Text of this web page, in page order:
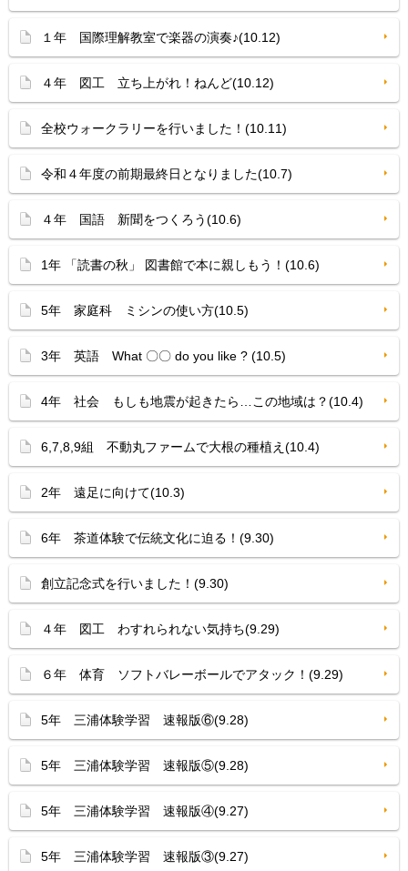
１年 国際理解教室で楽器の演奏♪(10.12)
４年 図工 立ち上がれ！ねんど(10.12)
全校ウォークラリーを行いました！(10.11)
令和４年度の前期最終日となりました(10.7)
４年 国語 新聞をつくろう(10.6)
1年 「読書の秋」 図書館で本に親しもう！(10.6)
5年 家庭科 ミシンの使い方(10.5)
3年 英語 What 〇〇 do you like ? (10.5)
4年 社会 もしも地震が起きたら…この地域は？(10.4)
6,7,8,9組 不動丸ファームで大根の種植え(10.4)
2年 遠足に向けて(10.3)
6年 茶道体験で伝統文化に迫る！(9.30)
創立記念式を行いました！(9.30)
４年 図工 わすれられない気持ち(9.29)
６年 体育 ソフトバレーボールでアタック！(9.29)
5年 三浦体験学習 速報版⑥(9.28)
5年 三浦体験学習 速報版⑤(9.28)
5年 三浦体験学習 速報版④(9.27)
5年 三浦体験学習 速報版③(9.27)